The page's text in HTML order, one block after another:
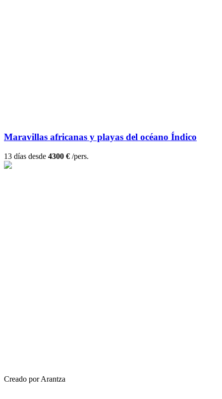
Maravillas africanas y playas del océano Índico
13 días desde 4300 € /pers.
Creado por Arantza